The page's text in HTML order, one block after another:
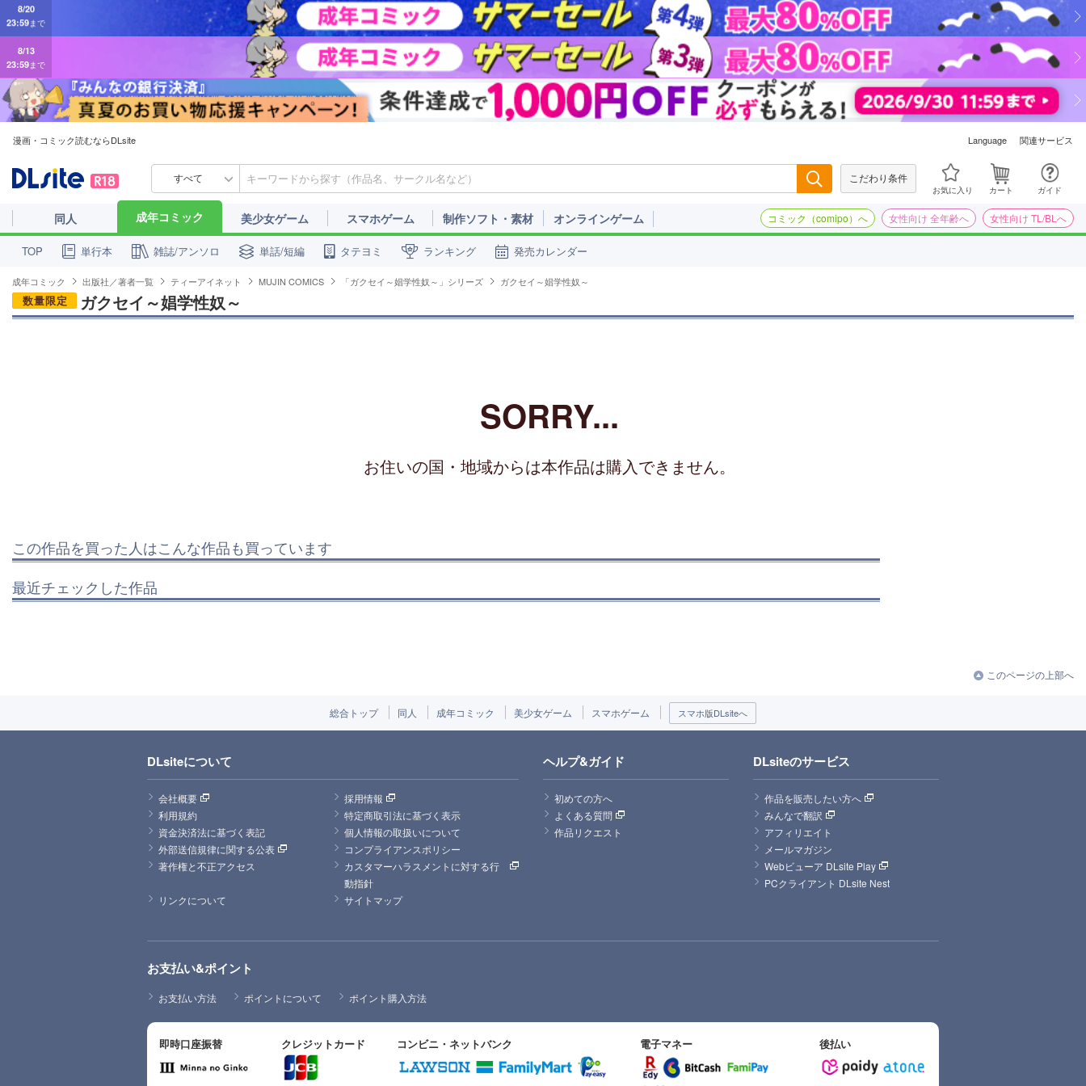
8/13
漫画・コミック読むならDLsite Language 関連サービス
すべて こだわり条件
お気に入り カート ガイド
同人 成年コミック 美少女ゲーム スマホゲーム 制作ソフト・素材 オンラインゲーム コミック（comipo）へ 女性向け 全年齢へ 女性向け TL/BLへ
TOP 単行本 雑誌/アンソロ 単話/短編 タテヨミ ランキング 発売カレンダー
成年コミック 出版社／著者一覧 ティーアイネット MUJIN COMICS 「ガクセイ～娼学性奴～」シリーズ ガクセイ～娼学性奴～
数量限定 ガクセイ～娼学性奴～
SORRY...
お住いの国・地域からは本作品は購入できません。
この作品を買った人はこんな作品も買っています
最近チェックした作品
このページの上部へ
総合トップ 同人 成年コミック 美少女ゲーム スマホゲーム スマホ版DLsiteへ
DLsiteについて
会社概要
採用情報
利用規約
特定商取引法に基づく表示
資金決済法に基づく表記
個人情報の取扱いについて
外部送信規律に関する公表
コンプライアンスポリシー
著作権と不正アクセス
カスタマーハラスメントに対する行
動指針
リンクについて
サイトマップ
ヘルプ&ガイド
初めての方へ
よくある質問
作品リクエスト
DLsiteのサービス
作品を販売したい方へ
みんなで翻訳
アフィリエイト
メールマガジン
Webビューア DLsite Play
PCクライアント DLsite Nest
お支払い&ポイント
お支払い方法 ポイントについて ポイント購入方法
即時口座振替 クレジットカード コンビニ・ネットバンク 電子マネー 後払い